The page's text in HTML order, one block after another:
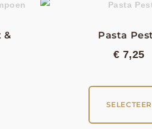
&
Pasta
€ 7,25
SELECTEER